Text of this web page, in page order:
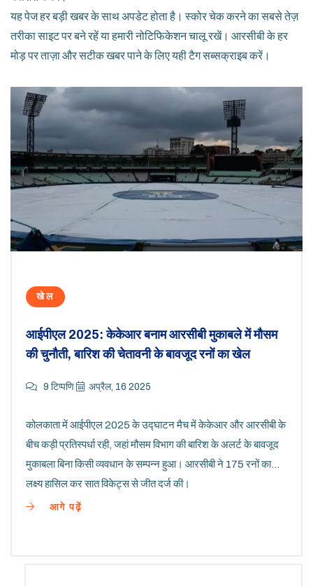
यह पेज हर बड़ी खबर के साथ अपडेट होता है। स्कोर चेक करने का सबसे तेज़
तरीका साइट पर बने रहें या हमारी नोटिफिकेशन चालू रखें। आरसीबी के हर
मोड़ पर ताज़ा और सटीक खबर पाने के लिए यही टैग सब्सक्राइब करें।
खेल
आईपीएल 2025: केकेआर बनाम आरसीबी मुकाबले में मौसम
की चुनौती, बारिश की चेतावनी के बावजूद रनों का खेल
9 टिप्पणि अप्रैल, 16 2025
कोलकाता में आईपीएल 2025 के उद्घाटन मैच में केकेआर और आरसीबी के
बीच कड़ी प्रतिस्पर्धा रही, जहां मौसम विभाग की बारिश के अलर्ट के बावजूद
मुकाबला बिना किसी व्यवधान के सम्पन्न हुआ। आरसीबी ने 175 रनों का
लक्ष्य हासिल कर सात विकेट्स से जीत दर्ज की।
आगे पढ़ें